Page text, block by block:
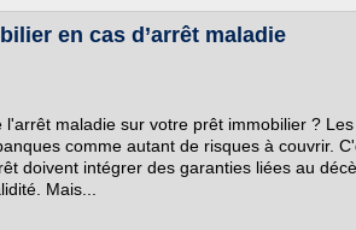
en cas d’arrêt maladie
maladie sur votre prêt immobilier ?
comme autant de risques à couvrir.
doivent intégrer des garanties liées au
Mais...